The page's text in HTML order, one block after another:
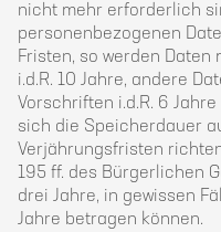
nicht mehr erforderlich
personenbezogenen
Fristen, so werden
i.d.R. 10 Jahre, andere
Vorschriften i.d.R. 6
sich die Speicherdauer
Verjährungsfristen
195 ff. des Bürgerlichen
drei Jahre, in gewissen
Jahre betragen können.